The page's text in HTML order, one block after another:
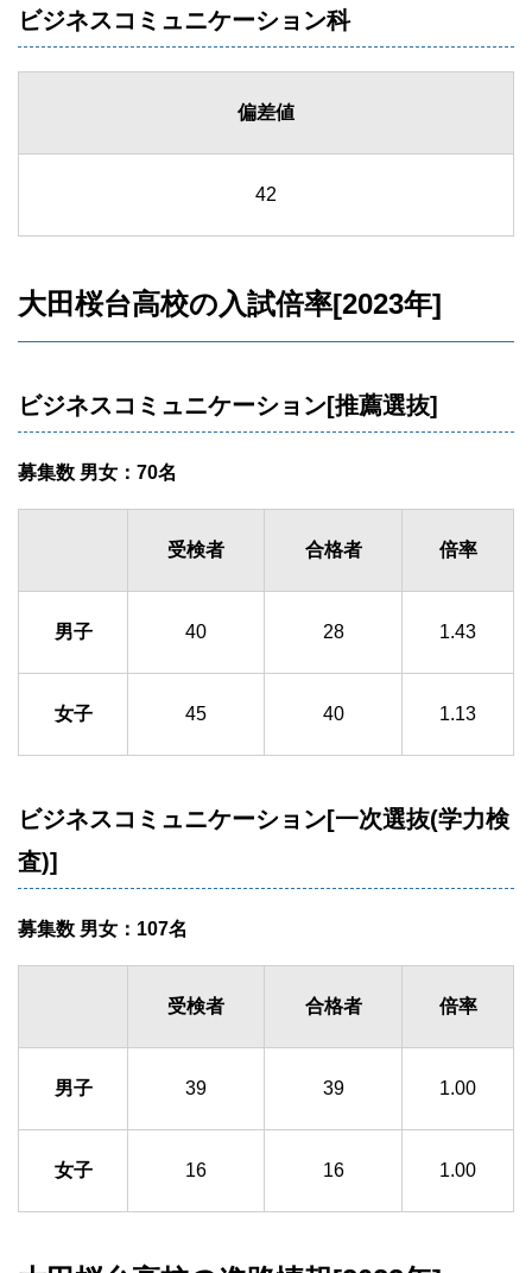
ビジネスコミュニケーション科
偏差値
42
大田桜台高校の入試倍率[2023年]
ビジネスコミュニケーション[推薦選抜]
募集数 男女：70名
受検者 合格者 倍率
男子 40 28 1.43
女子 45 40 1.13
ビジネスコミュニケーション[一次選抜(学力検
査)]
募集数 男女：107名
受検者 合格者 倍率
男子 39 39 1.00
女子 16 16 1.00